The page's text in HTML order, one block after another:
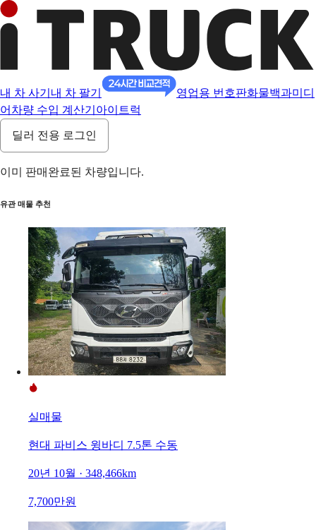
내 차 사기 내 차 팔기 영업용 번호판화물백과미디
어 차량 수입 계산기 아이트럭
딜러 전용 로그인
이미 판매완료된 차량입니다.
유관 매물 추천
실매물
현대 파비스 윙바디 7.5톤 수동
20년 10월 · 348,466km
7,700만원